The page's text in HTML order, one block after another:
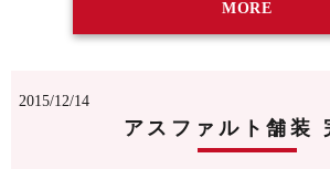
MORE
2015/12/14
アスファルト舗装